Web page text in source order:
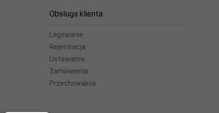
Obsługa klienta
Logowanie
Rejestracja
Ustawienia
Zamówienia
Przechowalnia